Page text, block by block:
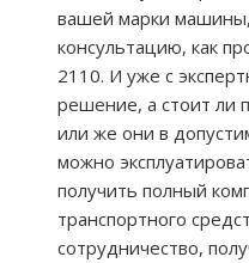
вашей марки
консультацию, как
2110. И уже с
решение, а стоит ли
или же они в
можно
получить полный
транспортного
сотрудничество,